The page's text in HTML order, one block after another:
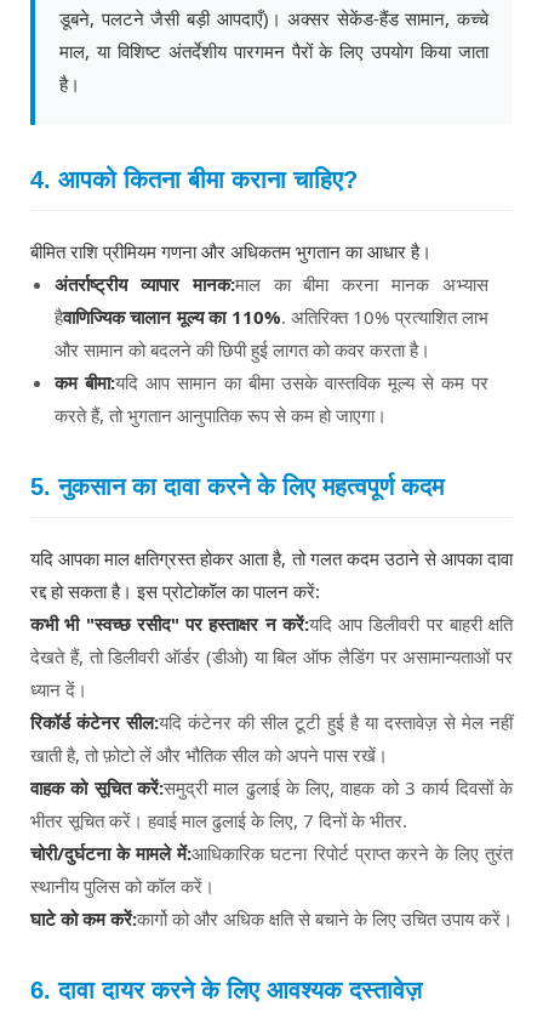
डूबने, पलटने जैसी बड़ी आपदाएँ)। अक्सर सेकेंड-हैंड सामान, कच्चे
माल, या विशिष्ट अंतर्देशीय पारगमन पैरों के लिए उपयोग किया जाता
है।
4. आपको कितना बीमा कराना चाहिए?
बीमित राशि प्रीमियम गणना और अधिकतम भुगतान का आधार है।
अंतर्राष्ट्रीय व्यापार मानक:माल का बीमा करना मानक अभ्यास
हैवाणिज्यिक चालान मूल्य का 110%. अतिरिक्त 10% प्रत्याशित लाभ
और सामान को बदलने की छिपी हुई लागत को कवर करता है।
कम बीमा:यदि आप सामान का बीमा उसके वास्तविक मूल्य से कम पर
करते हैं, तो भुगतान आनुपातिक रूप से कम हो जाएगा।
5. नुकसान का दावा करने के लिए महत्वपूर्ण कदम
यदि आपका माल क्षतिग्रस्त होकर आता है, तो गलत कदम उठाने से आपका दावा
रद्द हो सकता है। इस प्रोटोकॉल का पालन करें:
कभी भी "स्वच्छ रसीद" पर हस्ताक्षर न करें:यदि आप डिलीवरी पर बाहरी क्षति
देखते हैं, तो डिलीवरी ऑर्डर (डीओ) या बिल ऑफ लैडिंग पर असामान्यताओं पर
ध्यान दें।
रिकॉर्ड कंटेनर सील:यदि कंटेनर की सील टूटी हुई है या दस्तावेज़ से मेल नहीं
खाती है, तो फ़ोटो लें और भौतिक सील को अपने पास रखें।
वाहक को सूचित करें:समुद्री माल ढुलाई के लिए, वाहक को 3 कार्य दिवसों के
भीतर सूचित करें। हवाई माल ढुलाई के लिए, 7 दिनों के भीतर.
चोरी/दुर्घटना के मामले में:आधिकारिक घटना रिपोर्ट प्राप्त करने के लिए तुरंत
स्थानीय पुलिस को कॉल करें।
घाटे को कम करें:कार्गो को और अधिक क्षति से बचाने के लिए उचित उपाय करें।
6. दावा दायर करने के लिए आवश्यक दस्तावेज़